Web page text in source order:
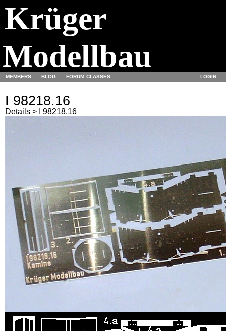
Krüger
Modellbau
MEMBERS BLOG FORUM CLASSES LOGIN
I 98218.16
Details > I 98218.16